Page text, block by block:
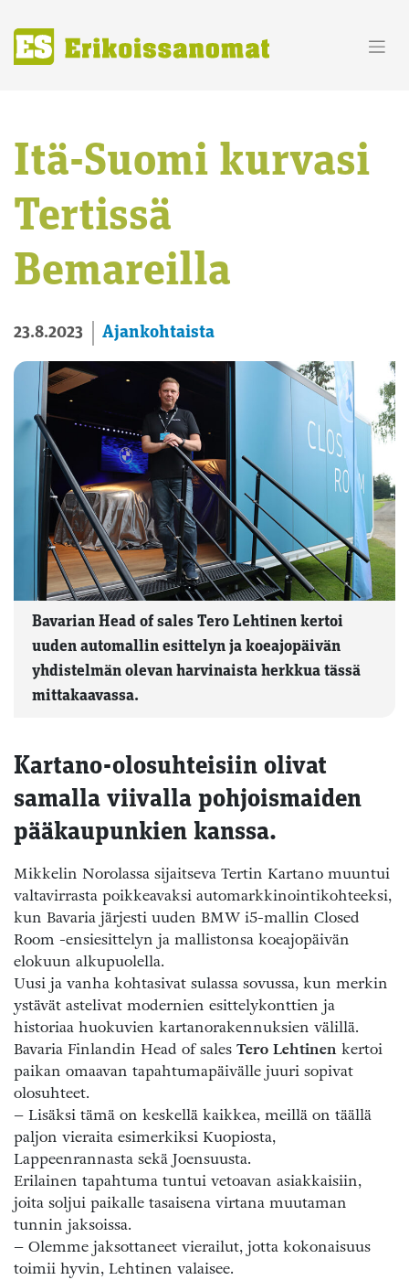
content
Itä-Suomi kurvasi
Tertissä
Bemareilla
23.8.2023 Ajankohtaista
Bavarian Head of sales Tero Lehtinen kertoi
uuden automallin esittelyn ja koeajopäivän
yhdistelmän olevan harvinaista herkkua tässä
mittakaavassa.
Kartano-olosuhteisiin olivat
samalla viivalla pohjoismaiden
pääkaupunkien kanssa.
Mikkelin Norolassa sijaitseva Tertin Kartano muuntui
valtavirrasta poikkeavaksi automarkkinointikohteeksi,
kun Bavaria järjesti uuden BMW i5-mallin Closed
Room -ensiesittelyn ja mallistonsa koeajopäivän
elokuun alkupuolella.
Uusi ja vanha kohtasivat sulassa sovussa, kun merkin
ystävät astelivat modernien esittelykonttien ja
historiaa huokuvien kartanorakennuksien välillä.
Bavaria Finlandin Head of sales Tero Lehtinen kertoi
paikan omaavan tapahtumapäivälle juuri sopivat
olosuhteet.
– Lisäksi tämä on keskellä kaikkea, meillä on täällä
paljon vieraita esimerkiksi Kuopiosta,
Lappeenrannasta sekä Joensuusta.
Erilainen tapahtuma tuntui vetoavan asiakkaisiin,
joita soljui paikalle tasaisena virtana muutaman
tunnin jaksoissa.
– Olemme jaksottaneet vierailut, jotta kokonaisuus
toimii hyvin, Lehtinen valaisee.